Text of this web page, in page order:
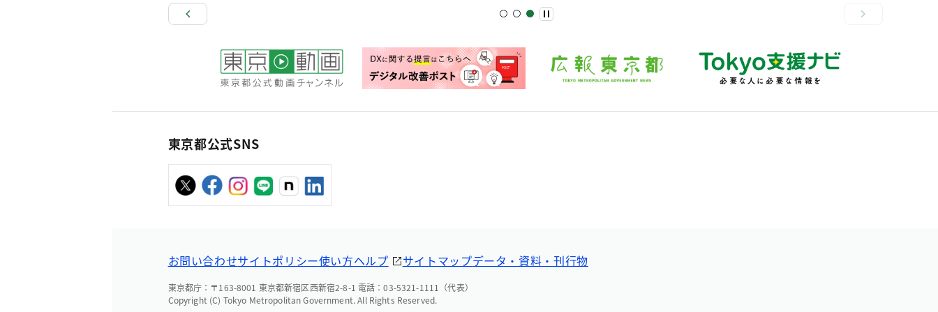
東京都公式SNS
お問い合わせサイトポリシー使い方ヘルプ サイトマップデータ・資料・刊行物
東京都庁：〒163-8001 東京都新宿区西新宿2-8-1 電話：03-5321-1111（代表）
Copyright (C) Tokyo Metropolitan Government. All Rights Reserved.